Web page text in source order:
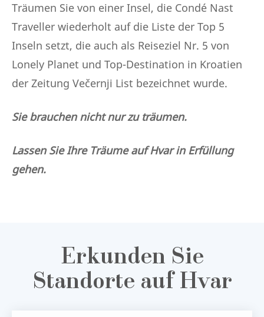
Träumen Sie von einer Insel, die Condé Nast
Traveller wiederholt auf die Liste der Top 5
Inseln setzt, die auch als Reiseziel Nr. 5 von
Lonely Planet und Top-Destination in Kroatien
der Zeitung Večernji List bezeichnet wurde.
Sie brauchen nicht nur zu träumen.
Lassen Sie Ihre Träume auf Hvar in Erfüllung
gehen.
Erkunden Sie
Standorte auf Hvar